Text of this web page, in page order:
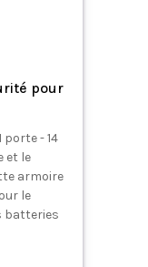
pour
- 14
et le
armoire
le
batteries